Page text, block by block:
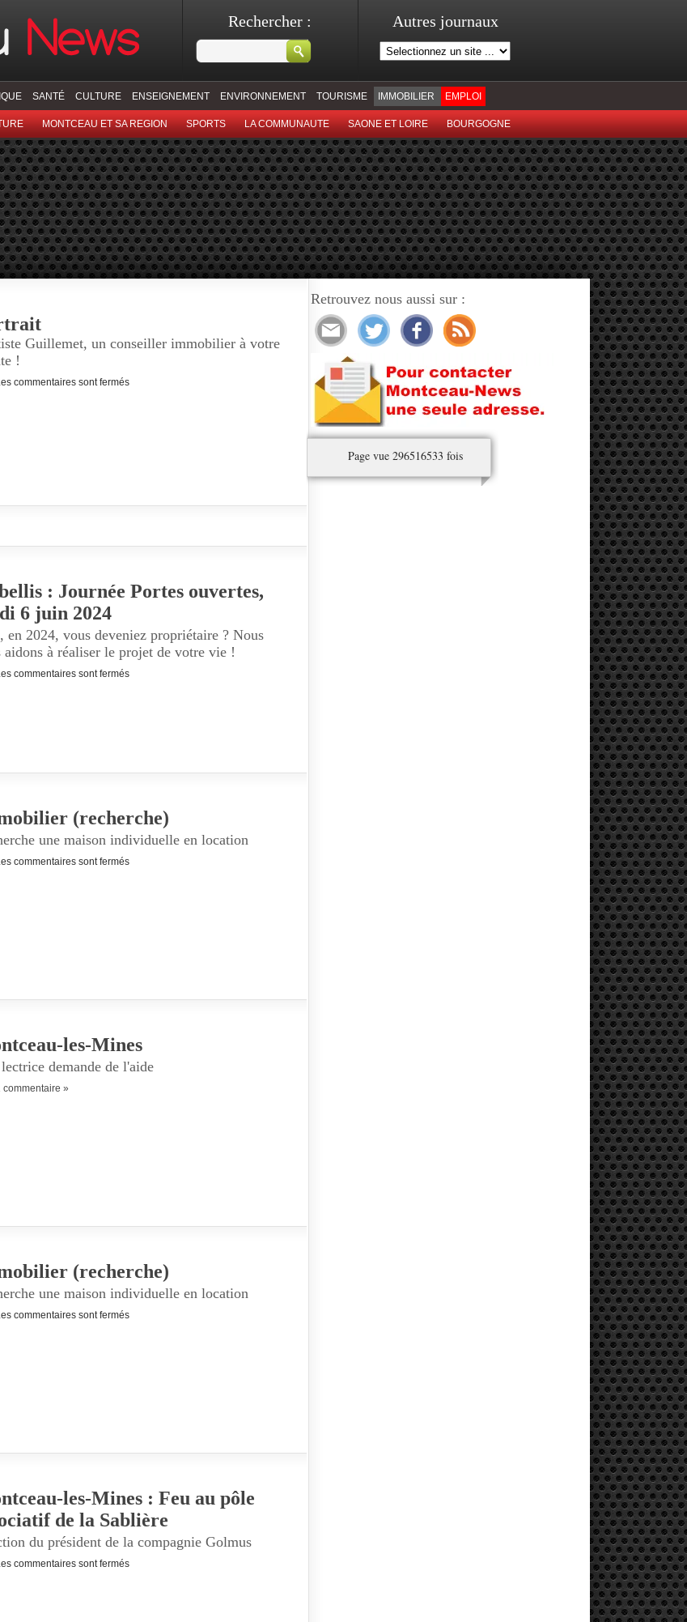
Rechercher : Autres journaux
SANTÉ CULTURE ENSEIGNEMENT ENVIRONNEMENT TOURISME IMMOBILIER EMPLOI
MONTCEAU ET SA REGION SPORTS LA COMMUNAUTE SAONE ET LOIRE BOURGOGNE
Guillemet, un conseiller immobilier à votre
!
commentaires sont fermés
: Journée Portes ouvertes,
6 juin 2024
en 2024, vous deveniez propriétaire ? Nous
aidons à réaliser le projet de votre vie !
commentaires sont fermés
(recherche)
une maison individuelle en location
commentaires sont fermés
les-Mines
demande de l'aide
commentaire »
(recherche)
une maison individuelle en location
commentaires sont fermés
les-Mines : Feu au pôle
de la Sablière
du président de la compagnie Golmus
commentaires sont fermés
Retrouvez nous aussi sur :
Page vue 296516533 fois